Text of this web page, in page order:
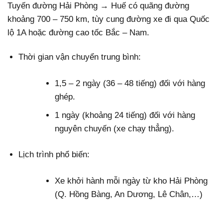
Tuyến đường Hải Phòng → Huế có quãng đường
khoảng 700 – 750 km, tùy cung đường xe đi qua Quốc
lộ 1A hoặc đường cao tốc Bắc – Nam.
Thời gian vận chuyển trung bình:
1,5 – 2 ngày (36 – 48 tiếng) đối với hàng
ghép.
1 ngày (khoảng 24 tiếng) đối với hàng
nguyên chuyến (xe chạy thẳng).
Lịch trình phổ biến:
Xe khởi hành mỗi ngày từ kho Hải Phòng
(Q. Hồng Bàng, An Dương, Lê Chân,…)